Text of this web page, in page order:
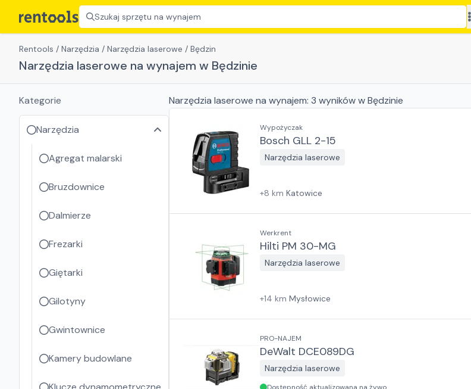
Szukaj sprzętu na wynajem
Rentools / Narzędzia / Narzędzia laserowe / Będzin
Narzędzia laserowe na wynajem w Będzinie
Narzędzia laserowe na wynajem: 3 wynikóww Będzinie
Wypożyczak
Bosch GLL 2-15
Narzędzia laserowe
+8 km Katowice
Werkrent
Hilti PM 30-MG
Narzędzia laserowe
+14 km Mysłowice
PRO-NAJEM
DeWalt DCE089DG
Narzędzia laserowe
Kategorie
Narzędzia
Agregat malarski
Bruzdownice
Dalmierze
Frezarki
Giętarki
Gilotyny
Gwintownice
Kamery budowlane